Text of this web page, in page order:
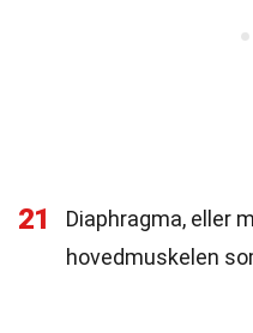
21
Diaphragma, eller
hovedmuskelen